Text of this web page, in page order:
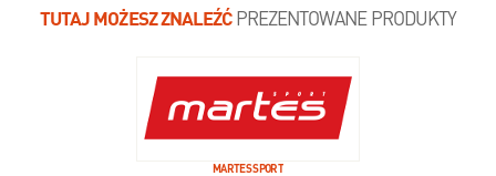
TUTAJ MOŻESZ ZNALEŹĆPREZENTOWANE PRODUKTY
MARTES SPORT